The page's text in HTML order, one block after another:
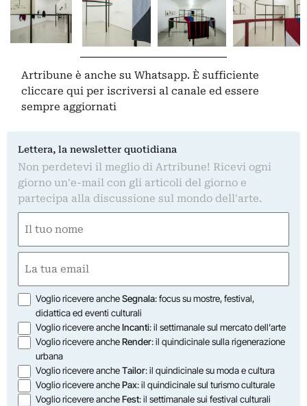
Artribune è anche su Whatsapp. È sufficiente
cliccare qui per iscriversi al canale ed essere
sempre aggiornati
Lettera, la newsletter quotidiana
Non perdetevi il meglio di Artribune! Ricevi ogni
giorno un'e-mail con gli articoli del giorno e
partecipa alla discussione sul mondo dell'arte.
(Obbligatorio)
Nome
(Obbligatorio)
Opzioni
Voglio ricevere ancheSegnala: focus su mostre, festival,
didattica ed eventi culturali
Voglio ricevere ancheIncanti: il settimanale sul mercato dell'arte
Voglio ricevere ancheRender: il quindicinale sulla rigenerazione
urbana
Voglio ricevere ancheTailor: il quindicinale su moda e cultura
Voglio ricevere anchePax: il quindicinale sul turismo culturale
Voglio ricevere ancheFest: il settimanale sui festival culturali